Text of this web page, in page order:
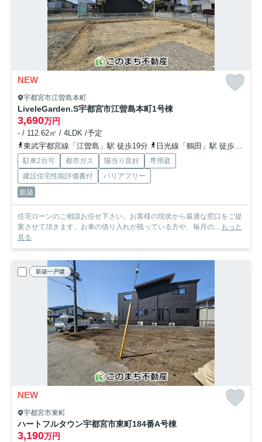
NEW
宇都宮市江曽島本町
LiveleGarden.S宇都宮市江曽島本町1号棟
3,690万円
- / 112.62㎡ / 4LDK /予定
東武宇都宮線「江曽島」駅 徒歩19分
日光線「鶴田」駅 徒歩32分
駐車2台可 都市ガス 陽当り良好
専用庭
建設住宅性能評価書付
バリアフリー
新築
住宅ローンのご相談お任せ下さい。お客様の現状から最適な窓口をご提
案させて頂きます。お車の借り入れが残っている方や、毎月の...
もっと
見る
新築一戸建
NEW
宇都宮市東町
ハートフルタウン宇都宮市東町184番A号棟
3,190万円